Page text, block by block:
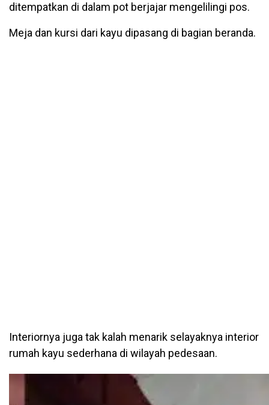
ditempatkan di dalam pot berjajar mengelilingi pos.
Meja dan kursi dari kayu dipasang di bagian beranda.
Interiornya juga tak kalah menarik selayaknya interior
rumah kayu sederhana di wilayah pedesaan.